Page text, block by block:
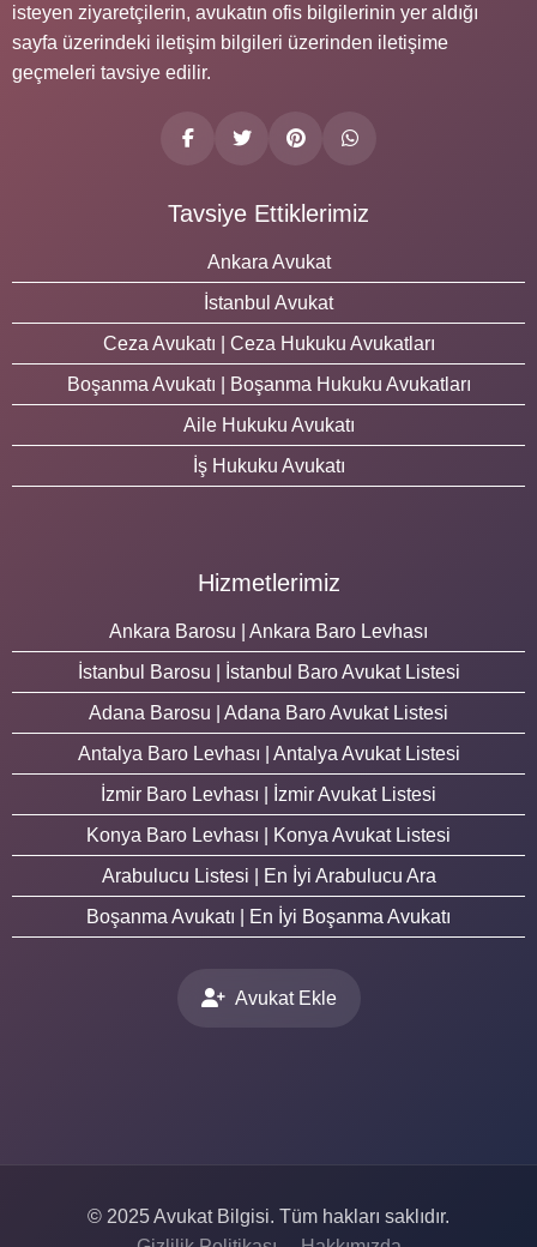
isteyen ziyaretçilerin, avukatın ofis bilgilerinin yer aldığı
sayfa üzerindeki iletişim bilgileri üzerinden iletişime
geçmeleri tavsiye edilir.
Tavsiye Ettiklerimiz
Ankara Avukat
İstanbul Avukat
Ceza Avukatı | Ceza Hukuku Avukatları
Boşanma Avukatı | Boşanma Hukuku Avukatları
Aile Hukuku Avukatı
İş Hukuku Avukatı
Hizmetlerimiz
Ankara Barosu | Ankara Baro Levhası
İstanbul Barosu | İstanbul Baro Avukat Listesi
Adana Barosu | Adana Baro Avukat Listesi
Antalya Baro Levhası | Antalya Avukat Listesi
İzmir Baro Levhası | İzmir Avukat Listesi
Konya Baro Levhası | Konya Avukat Listesi
Arabulucu Listesi | En İyi Arabulucu Ara
Boşanma Avukatı | En İyi Boşanma Avukatı
Avukat Ekle
© 2025 Avukat Bilgisi. Tüm hakları saklıdır.